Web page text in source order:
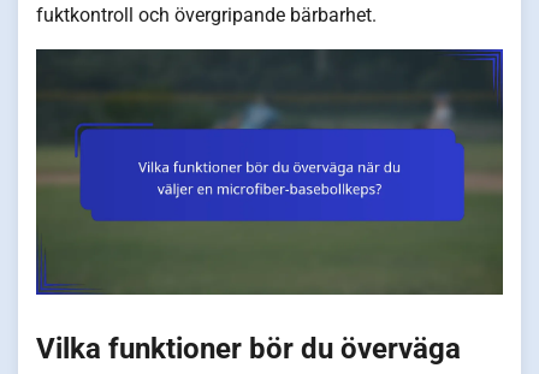
fuktkontroll och övergripande bärbarhet.
Vilka funktioner bör du överväga